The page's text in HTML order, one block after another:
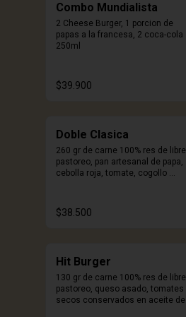
Combo Mundialista
2 Cheese Burger, 1 porcion de
papas a la francesa, 2 coca-cola
250ml
$39.900
Doble Clasica
260 gr de carne 100% res de libre
pastoreo, pan artesanal de papa,
cebolla roja, tomate, cogollo
$38.500
Hit Burger
130 gr de carne 100% res de libre
pastoreo, queso asado, tomates
secos conservados en aceite de